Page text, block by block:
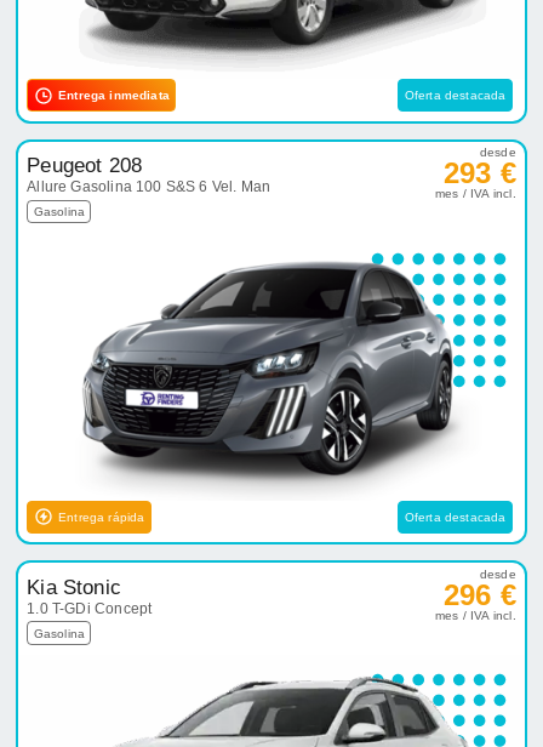
Entrega inmediata Oferta destacada
Peugeot 208
Allure Gasolina 100 S&S 6 Vel. Man
Gasolina
desde
293 €
mes / IVA incl.
Entrega rápida Oferta destacada
Kia Stonic
1.0 T-GDi Concept
Gasolina
desde
296 €
mes / IVA incl.